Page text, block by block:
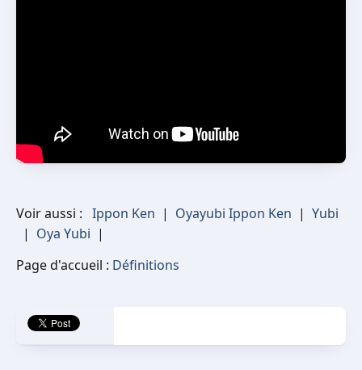
Voir aussi : Ippon Ken | Oyayubi Ippon Ken | Yubi
| Oya Yubi |
Page d'accueil : Définitions